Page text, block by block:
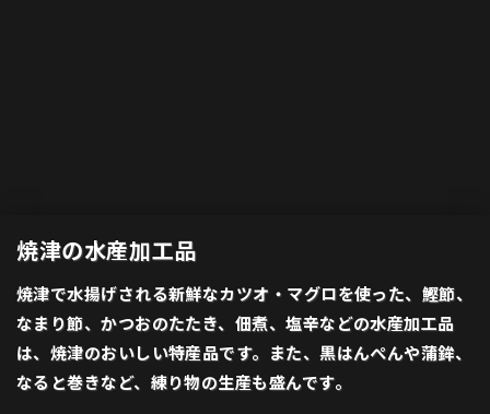
焼津の水産加工品
焼津で水揚げされる新鮮なカツオ・マグロを使った、鰹節、
なまり節、かつおのたたき、佃煮、塩辛などの水産加工品
は、焼津のおいしい特産品です。また、黒はんぺんや蒲鉾、
なると巻きなど、練り物の生産も盛んです。